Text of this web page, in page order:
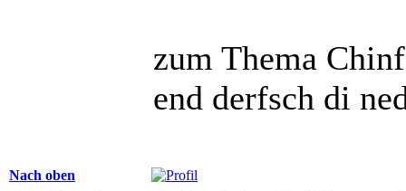
zum Thema
end derfsch di
Nach oben